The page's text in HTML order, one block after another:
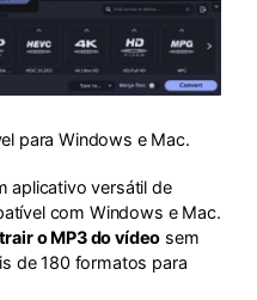
para Windows e Mac.
aplicativo versátil de
com Windows e Mac.
o MP3 do vídeo sem
de 180 formatos para